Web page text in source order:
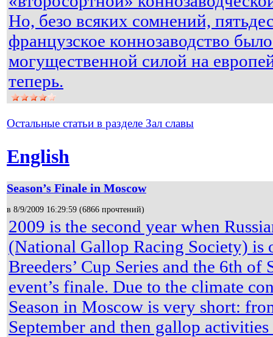
Но, безо всяких сомнений,
французское коннозаводство
могущественной силой на
теперь.
Остальные статьи в разделе Зал славы
English
Season’s Finale in Moscow
в 8/9/2009 16:29:59 (6866 прочтений)
2009 is the second year when
(National Gallop Racing Society) is
Breeders’ Cup Series and the 6th of
event’s finale. Due to the climate
Season in Moscow is very short:
September and then gallop